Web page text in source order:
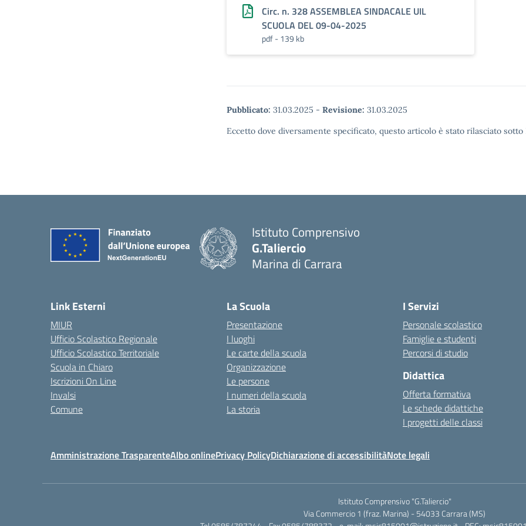
Circ. n. 328 ASSEMBLEA SINDACALE UIL
SCUOLA DEL 09-04-2025
pdf - 139 kb
Pubblicato: 31.03.2025 - Revisione: 31.03.2025
Eccetto dove diversamente specificato, questo articolo è stato rilasciato
Istituto Comprensivo
G.Taliercio
Marina di Carrara
Link Esterni
MIUR
Ufficio Scolastico Regionale
Ufficio Scolastico Territoriale
Scuola in Chiaro
Iscrizioni On Line
Invalsi
Comune
La Scuola
Presentazione
I luoghi
Le carte della scuola
Organizzazione
Le persone
I numeri della scuola
La storia
I Servizi
Personale scolastico
Famiglie e studenti
Percorsi di studio
Didattica
Offerta formativa
Le schede didattiche
I progetti delle classi
Amministrazione TrasparenteAlbo onlinePrivacy PolicyDichiarazione di accessibilitàNote legali
Istituto Comprensivo "G.Taliercio"
Via Commercio 1 (fraz. Marina) - 54033 Carrara (MS)